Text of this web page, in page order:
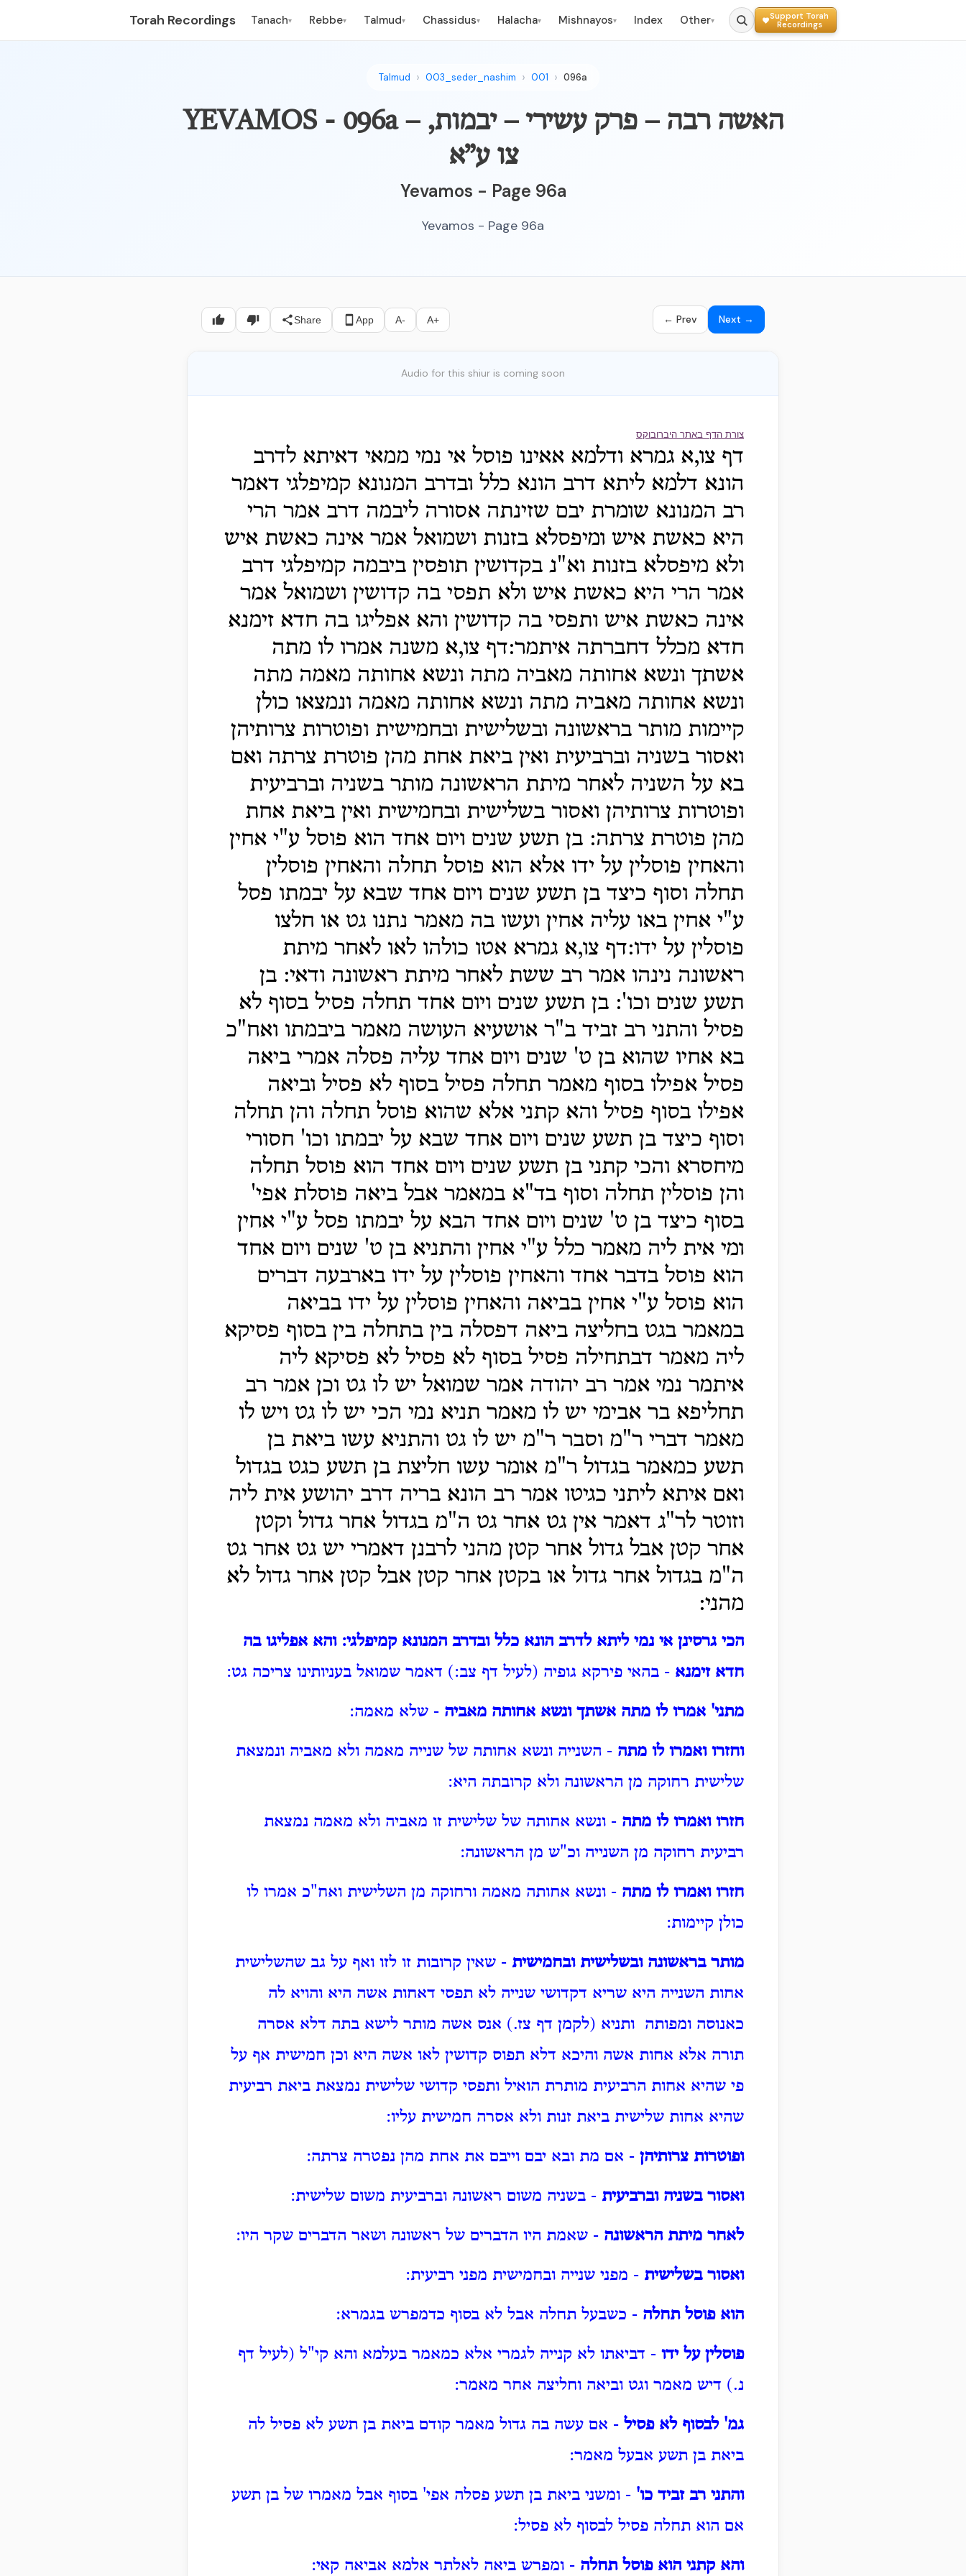
Torah Recordings Tanach▾ Rebbe▾ Talmud▾ Chassidus▾ Halacha▾ Mishnayos▾ Index Other▾
Support Torah
Recordings
Talmud 003_seder_nashim 001 096a
YEVAMOS - 096a – האשה רבה – פרק עשירי – יבמות,
צו ע”א
Yevamos - Page 96a
Yevamos - Page 96a
Share App A- A+ ← Prev Next →
Audio for this shiur is coming soon
צורת הדף באתר היברובוקס
דף צו,א גמרא ודלמא אאינו פוסל אי נמי ממאי דאיתא לדרב
הונא דלמא ליתא דרב הונא כלל ובדרב המנונא קמיפלגי דאמר
רב המנונא שומרת יבם שזינתה אסורה ליבמה דרב אמר הרי
היא כאשת איש ומיפסלא בזנות ושמואל אמר אינה כאשת איש
ולא מיפסלא בזנות וא"נ בקדושין תופסין ביבמה קמיפלגי דרב
אמר הרי היא כאשת איש ולא תפסי בה קדושין ושמואל אמר
אינה כאשת איש ותפסי בה קדושין והא אפליגו בה חדא זימנא
חדא מכלל דחברתה איתמר:דף צו,א משנה אמרו לו מתה
אשתך ונשא אחותה מאביה מתה ונשא אחותה מאמה מתה
ונשא אחותה מאביה מתה ונשא אחותה מאמה ונמצאו כולן
קיימות מותר בראשונה ובשלישית ובחמישית ופוטרות צרותיהן
ואסור בשניה וברביעית ואין ביאת אחת מהן פוטרת צרתה ואם
בא על השניה לאחר מיתת הראשונה מותר בשניה וברביעית
ופוטרות צרותיהן ואסור בשלישית ובחמישית ואין ביאת אחת
מהן פוטרת צרתה: בן תשע שנים ויום אחד הוא פוסל ע"י אחין
והאחין פוסלין על ידו אלא הוא פוסל תחלה והאחין פוסלין
תחלה וסוף כיצד בן תשע שנים ויום אחד שבא על יבמתו פסל
ע"י אחין באו עליה אחין ועשו בה מאמר נתנו גט או חלצו
פוסלין על ידו:דף צו,א גמרא אטו כולהו לאו לאחר מיתת
ראשונה נינהו אמר רב ששת לאחר מיתת ראשונה ודאי: בן
תשע שנים וכו': בן תשע שנים ויום אחד תחלה פסיל בסוף לא
פסיל והתני רב זביד ב"ר אושעיא העושה מאמר ביבמתו ואח"כ
בא אחיו שהוא בן ט' שנים ויום אחד עליה פסלה אמרי ביאה
פסיל אפילו בסוף מאמר תחלה פסיל בסוף לא פסיל וביאה
אפילו בסוף פסיל והא קתני אלא שהוא פוסל תחלה והן תחלה
וסוף כיצד בן תשע שנים ויום אחד שבא על יבמתו וכו' חסורי
מיחסרא והכי קתני בן תשע שנים ויום אחד הוא פוסל תחלה
והן פוסלין תחלה וסוף בד"א במאמר אבל ביאה פוסלת אפי'
בסוף כיצד בן ט' שנים ויום אחד הבא על יבמתו פסל ע"י אחין
ומי אית ליה מאמר כלל ע"י אחין והתניא בן ט' שנים ויום אחד
הוא פוסל בדבר אחד והאחין פוסלין על ידו בארבעה דברים
הוא פוסל ע"י אחין בביאה והאחין פוסלין על ידו בביאה
במאמר בגט בחליצה ביאה דפסלה בין בתחלה בין בסוף פסיקא
ליה מאמר דבתחילה פסיל בסוף לא פסיל לא פסיקא ליה
איתמר נמי אמר רב יהודה אמר שמואל יש לו גט וכן אמר רב
תחליפא בר אבימי יש לו מאמר תניא נמי הכי יש לו גט ויש לו
מאמר דברי ר"מ וסבר ר"מ יש לו גט והתניא עשו ביאת בן
תשע כמאמר בגדול ר"מ אומר עשו חליצת בן תשע כגט בגדול
ואם איתא ליתני כגיטו אמר רב הונא בריה דרב יהושע אית ליה
וזוטר לר"ג דאמר אין גט אחר גט ה"מ בגדול אחר גדול וקטן
אחר קטן אבל גדול אחר קטן מהני לרבנן דאמרי יש גט אחר גט
ה"מ בגדול אחר גדול או בקטן אחר קטן אבל קטן אחר גדול לא
מהני:
הכי גרסינן אי נמי ליתא לדרב הונא כלל ובדרב המנונא קמיפלגי: והא אפליגו בה
חדא זימנא - בהאי פירקא גופיה (לעיל דף צב:) דאמר שמואל בעניותינו צריכה גט:
מתני' אמרו לו מתה אשתך ונשא אחותה מאביה - שלא מאמה:
וחזרו ואמרו לו מתה - השנייה ונשא אחותה של שנייה מאמה ולא מאביה ונמצאת
שלישית רחוקה מן הראשונה ולא קרובתה היא:
חזרו ואמרו לו מתה - ונשא אחותה של שלישית זו מאביה ולא מאמה נמצאת
רביעית רחוקה מן השנייה וכ"ש מן הראשונה:
חזרו ואמרו לו מתה - ונשא אחותה מאמה ורחוקה מן השלישית ואח"כ אמרו לו
כולן קיימות:
מותר בראשונה ובשלישית ובחמישית - שאין קרובות זו לזו ואף על גב שהשלישית
אחות השנייה היא שריא דקדושי שנייה לא תפסי דאחות אשה היא והויא לה
כאנוסה ומפותה ותניא (לקמן דף צז.) אנס אשה מותר לישא בתה דלא אסרה
תורה אלא אחות אשה והיכא דלא תפוס קדושין לאו אשה היא וכן חמישית אף על
פי שהיא אחות הרביעית מותרת הואיל ותפסי קדושי שלישית נמצאת ביאת רביעית
שהיא אחות שלישית ביאת זנות ולא אסרה חמישית עליו:
ופוטרות צרותיהן - אם מת ובא יבם וייבם את אחת מהן נפטרה צרתה:
ואסור בשניה וברביעית - בשניה משום ראשונה וברביעית משום שלישית:
לאחר מיתת הראשונה - שאמת היו הדברים של ראשונה ושאר הדברים שקר היו:
ואסור בשלישית - מפני שנייה ובחמישית מפני רביעית:
הוא פוסל תחלה - כשבעל תחלה אבל לא בסוף כדמפרש בגמרא:
פוסלין על ידו - דביאתו לא קנייה לגמרי אלא כמאמר בעלמא והא קי"ל (לעיל דף
נ.) דיש מאמר וגט וביאה וחליצה אחר מאמר:
גמ' לבסוף לא פסיל - אם עשה בה גדול מאמר קודם ביאת בן תשע לא פסיל לה
ביאת בן תשע אבעל מאמר:
והתני רב זביד כו' - ומשני ביאת בן תשע פסלה אפי' בסוף אבל מאמרו של בן תשע
אם הוא תחלה פסיל לבסוף לא פסיל:
והא קתני הוא פוסל תחלה - ומפרש ביאה לאלתר אלמא אביאה קאי: